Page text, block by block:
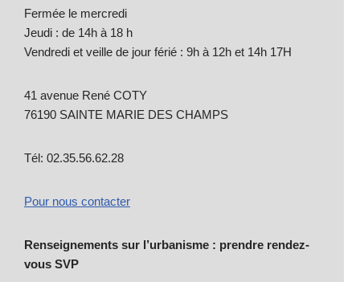
Fermée le mercredi
Jeudi : de 14h à 18 h
Vendredi et veille de jour férié : 9h à 12h et 14h 17H
41 avenue René COTY
76190 SAINTE MARIE DES CHAMPS
Tél: 02.35.56.62.28
Pour nous contacter
Renseignements sur l’urbanisme : prendre rendez-
vous SVP